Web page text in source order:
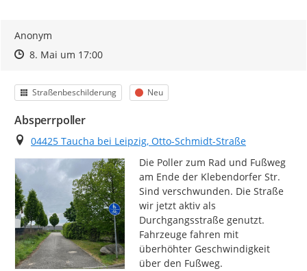
Anonym
Zeitpunkt des Erstellens
Zeitpunkt des Erstellens
8. Mai um 17:00Zur Äußerung
Kategorie
Straßenbeschilderung Status
Neu
Absperrpoller
Ort
04425 Taucha bei Leipzig, Otto-Schmidt-Straße
Die Poller zum Rad und Fußweg
am Ende der Klebendorfer Str.
Sind verschwunden. Die Straße
wir jetzt aktiv als
Durchgangsstraße genutzt.
Fahrzeuge fahren mit
überhöhter Geschwindigkeit
über den Fußweg.